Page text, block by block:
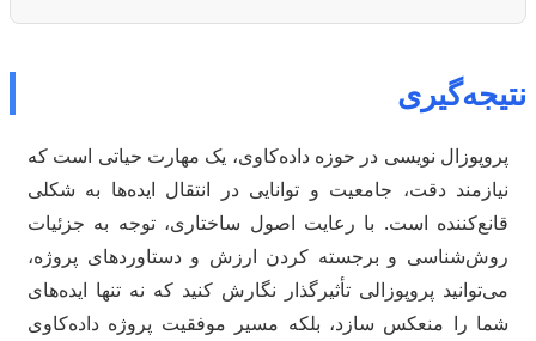
نتیجه‌گیری
پروپوزال نویسی در حوزه داده‌کاوی، یک مهارت حیاتی است که
نیازمند دقت، جامعیت و توانایی در انتقال ایده‌ها به شکلی
قانع‌کننده است. با رعایت اصول ساختاری، توجه به جزئیات
روش‌شناسی و برجسته کردن ارزش و دستاوردهای پروژه،
می‌توانید پروپوزالی تأثیرگذار نگارش کنید که نه تنها ایده‌های
شما را منعکس سازد، بلکه مسیر موفقیت پروژه داده‌کاوی